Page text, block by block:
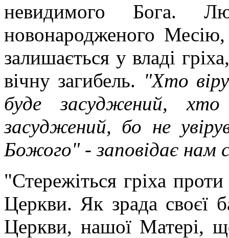
невидимого Бога.
новонародженого Месію,
залишається у владі
вічну загибель. "Хто
буде засуджений,
засуджений, бо не
Божого" - заповідає нам
"Стережіться гріха
Церкви. Як зрада своєї
Церкви, нашої Матері,